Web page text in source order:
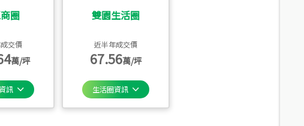
圈
交價
萬/坪
訊
雙園生活圈
近半年成交價
67.56萬/坪
生活圈資訊